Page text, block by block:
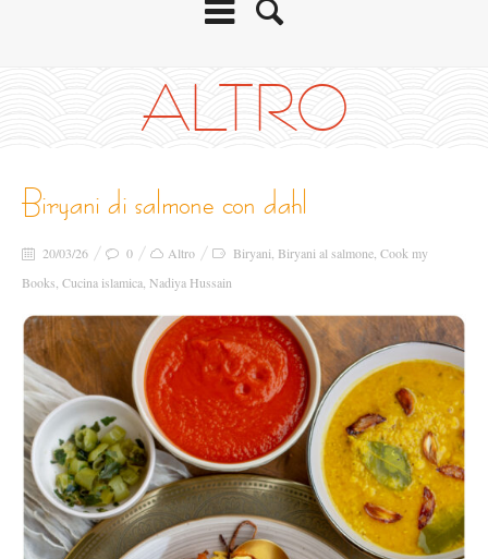
ALTRO
biryani di salmone con dahl
20/03/26 0 Altro Biryani Biryani al salmone Cook my
Books Cucina islamica Nadiya Hussain